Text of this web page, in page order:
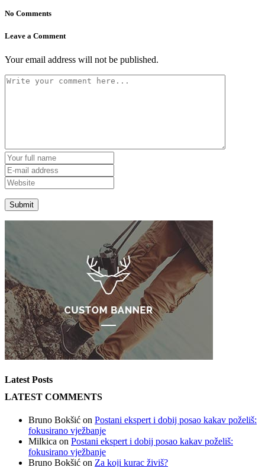
No Comments
Leave a Comment
Your email address will not be published.
Latest Posts
LATEST COMMENTS
Bruno Bokšić on Postani ekspert i dobij posao kakav poželiš:
fokusirano vježbanje
Milkica on Postani ekspert i dobij posao kakav poželiš:
fokusirano vježbanje
Bruno Bokšić on Za koji kurac živiš?